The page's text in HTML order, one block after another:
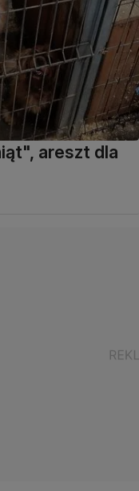
areszt dla